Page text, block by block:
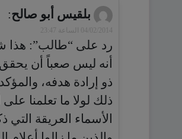
بلقيس أبو صالح:
04/02/2014 الساعة 23:47
رد على “طالب”: هذا
أنه ليس صعباً أن
ذو إرادة هدفه،
ذلك لولا ما تعلمنا
الأسماء العريقة التي